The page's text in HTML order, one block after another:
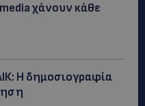
χάνουν κάθε
Η δημοσιογραφία